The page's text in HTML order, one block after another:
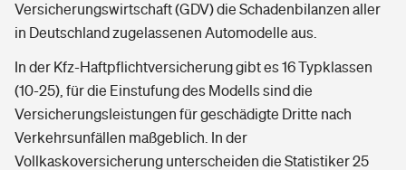
Versicherungswirtschaft (GDV) die Schadenbilanzen aller
in Deutschland zugelassenen Automodelle aus.
In der Kfz-Haftpflichtversicherung gibt es 16 Typklassen
(10-25), für die Einstufung des Modells sind die
Versicherungsleistungen für geschädigte Dritte nach
Verkehrsunfällen maßgeblich. In der
Vollkaskoversicherung unterscheiden die Statistiker 25